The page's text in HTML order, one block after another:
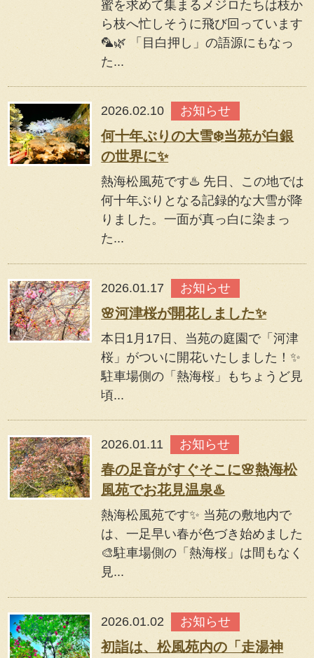
蜜を求めて集まるメジロたちは枝か
ら枝へ忙しそうに飛び回っています
🦜🌿 「目白押し」の語源にもなっ
た...
2026.02.10 お知らせ
何十年ぶりの大雪❄️当苑が白銀
の世界に✨
熱海松風苑です♨️ 先日、この地では
何十年ぶりとなる記録的な大雪が降
りました。一面が真っ白に染まっ
た...
2026.01.17 お知らせ
🌸河津桜が開花しました✨
本日1月17日、当苑の庭園で「河津
桜」がついに開花いたしました！✨
駐車場側の「熱海桜」もちょうど見
頃...
2026.01.11 お知らせ
春の足音がすぐそこに🌸熱海松
風苑でお花見温泉♨️
熱海松風苑です✨ 当苑の敷地内で
は、一足早い春が色づき始めました
🎨駐車場側の「熱海桜」は間もなく
見...
2026.01.02 お知らせ
初詣は、松風苑内の「走湯神